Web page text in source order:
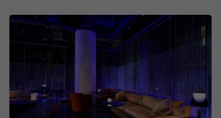
どこまでも自由な発想から生み出される多彩なコース
を提供しています。
2010年10月のオープン以来、おかげさまで多くのお
客様にご来店いただいております。
これからも本物のおいしさとホスピタリティ溢れるサ
ービス、上質な空間で、お客様に至高の時間を愉しん
でいただけるレストランを目指してまいります。